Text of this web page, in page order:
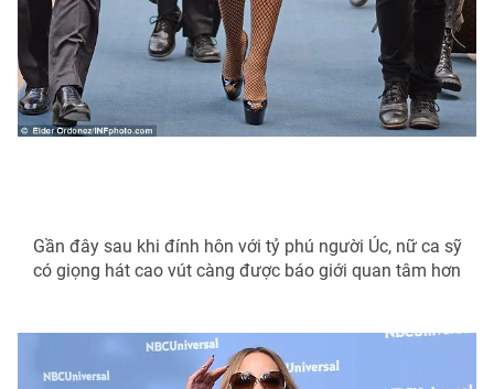
Gần đây sau khi đính hôn với tỷ phú người Úc, nữ ca sỹ
có giọng hát cao vút càng được báo giới quan tâm hơn